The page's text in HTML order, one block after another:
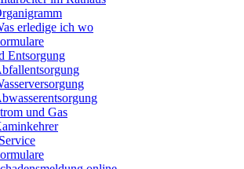
erledige ich wo
Entsorgung
und Gas